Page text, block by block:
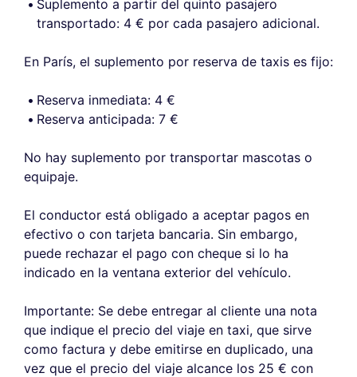
Suplemento a partir del quinto pasajero
transportado: 4 € por cada pasajero adicional.
En París, el suplemento por reserva de taxis es fijo:
Reserva inmediata: 4 €
Reserva anticipada: 7 €
No hay suplemento por transportar mascotas o
equipaje.
El conductor está obligado a aceptar pagos en
efectivo o con tarjeta bancaria. Sin embargo,
puede rechazar el pago con cheque si lo ha
indicado en la ventana exterior del vehículo.
Importante: Se debe entregar al cliente una nota
que indique el precio del viaje en taxi, que sirve
como factura y debe emitirse en duplicado, una
vez que el precio del viaje alcance los 25 € con